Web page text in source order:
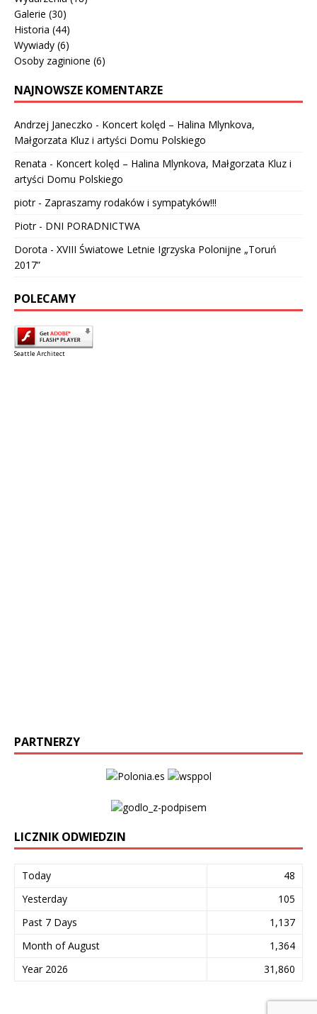
Galerie (30)
Historia (44)
Wywiady (6)
Osoby zaginione (6)
NAJNOWSZE KOMENTARZE
Andrzej Janeczko - Koncert kolęd – Halina Mlynkova,
Małgorzata Kluz i artyści Domu Polskiego
Renata - Koncert kolęd – Halina Mlynkova, Małgorzata Kluz i
artyści Domu Polskiego
piotr- Zapraszamy rodaków i sympatyków!!!
Piotr- DNI PORADNICTWA
Dorota - XVIII Światowe Letnie Igrzyska Polonijne „Toruń
2017”
POLECAMY
Seattle Architect
PARTNERZY
LICZNIK ODWIEDZIN
Today
48
Yesterday
105
Past 7 Days
1,137
Month of August
1,364
Year 2026
31,860